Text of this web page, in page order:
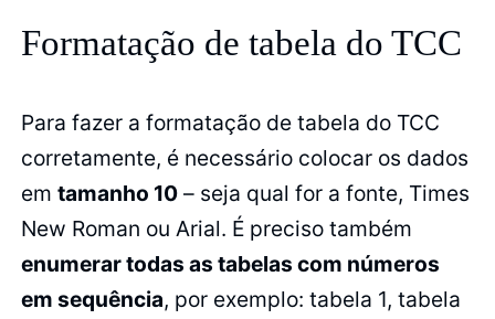
Formatação de tabela do TCC
Para fazer a formatação de tabela do TCC
corretamente, é necessário colocar os dados
emtamanho 10 – seja qual for a fonte, Times
New Roman ou Arial. É preciso também
enumerar todas as tabelas com números
em sequência, por exemplo: tabela 1, tabela